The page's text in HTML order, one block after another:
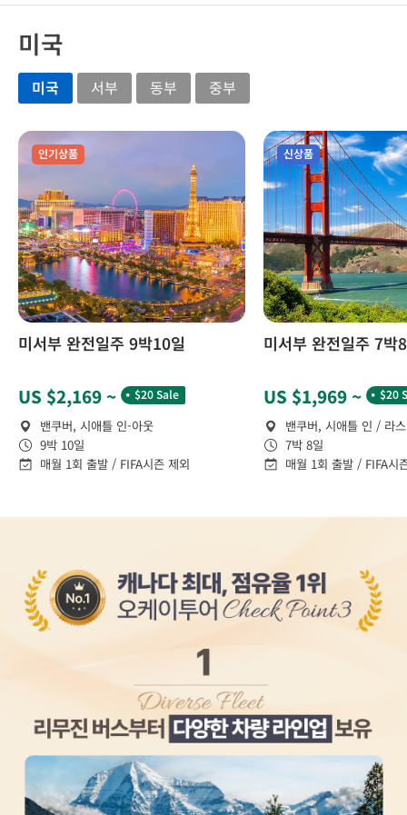
껴졌습니다. 분명 많이 피곤하셨을 텐데도 끝까지 밝
함께한 여행이었지만, 다음에는 꼭 부모님과 함께 다
시 오고 싶다는 생각이 들 정도로 만족스러운 시간이
함께하고 싶습니다. 가이드님께서 찍어주신 사진들도
모두 너무 마음에 들었고, 여행의 순간순간을 소중하
게 담아주시려는 마음이 느껴져 더욱 감사했습니다 :)
브니 가이드님 덕분에 캐나다 동부에 대해 더 잘 알
수 있었고, 평생 기억에 남을 소중한 여행이 되었습니
다. 진심으로 감사드립니다!
미국
미국 서부 동부 중부
인기상품
미서부 완전일주 9박10일
US $2,169 ~ $20 Sale
˙
밴쿠버, 시애틀 인-아웃
9박 10일
매월 1회 출발 / FIFA시즌 제외
신상품
미서부 완전일주 7박
US $1,969 ~ $20
˙
밴쿠버, 시애틀 인 / 라
7박 8일
매월 1회 출발 / FIFA시